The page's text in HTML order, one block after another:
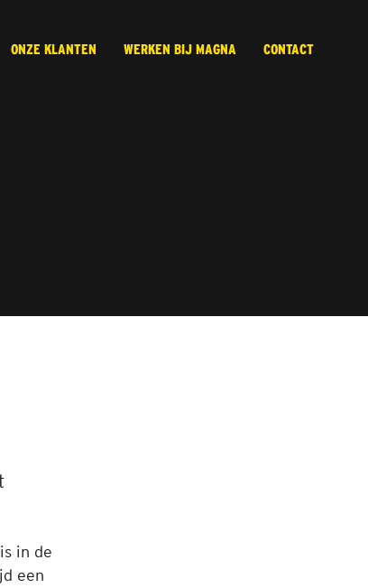
ONZE KLANTEN WERKEN BIJ MAGNA CONTACT
in de
een